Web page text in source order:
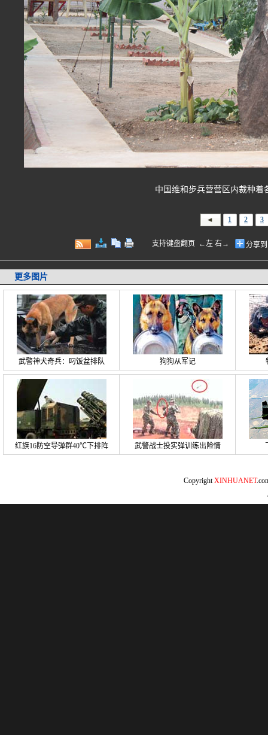
中国维和步兵营营区内裁种
1 2 3
支持键盘翻页 ←左 右→ 分享
更多图片
武警神犬奇兵：叼饭盆排队 狗狗从军记
红旗16防空导弹群40℃下排阵 武警战士投实弹训练出险情
CopyrightXINHUANET